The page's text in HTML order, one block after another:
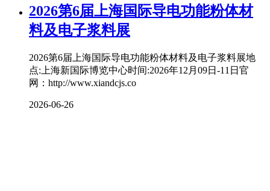
2026第6届上海国际导电功能粉体材
料及电子浆料展
2026第6届上海国际导电功能粉体材料及电子浆料展地
点:上海新国际博览中心时间:2026年12月09日-11日官
网：http://www.xiandcjs.co
2026-06-26